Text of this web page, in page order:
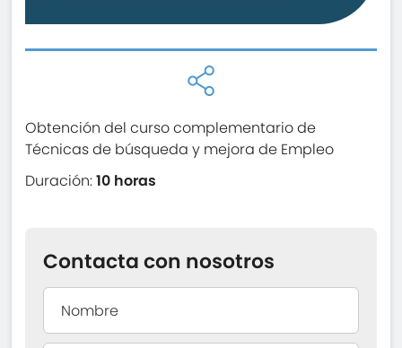
Obtención del curso complementario de
Técnicas de búsqueda y mejora de Empleo
Duración:10 horas
Contacta con nosotros